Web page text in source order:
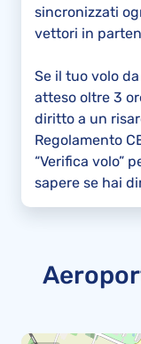
sincronizzati
vettori in
Se il tuo volo
atteso oltre 3
diritto a un
Regolamento
“Verifica volo”
sapere se hai